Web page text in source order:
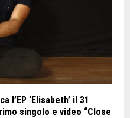
l’EP ‘Elisabeth’ il 31
singolo e video “Close